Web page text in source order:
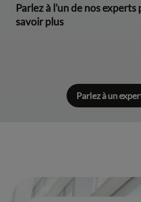
Parlez à l’un de nos experts
savoir plus
Parlez à un